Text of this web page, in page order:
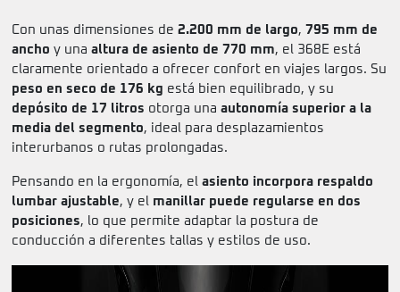
Con unas dimensiones de 2.200 mm de largo, 795 mm de
ancho y una altura de asiento de 770 mm, el 368E está
claramente orientado a ofrecer confort en viajes largos. Su
peso en seco de 176 kg está bien equilibrado, y su
depósito de 17 litros otorga una autonomía superior a la
media del segmento, ideal para desplazamientos
interurbanos o rutas prolongadas.
Pensando en la ergonomía, el asiento incorpora respaldo
lumbar ajustable, y el manillar puede regularse en dos
posiciones, lo que permite adaptar la postura de
conducción a diferentes tallas y estilos de uso.